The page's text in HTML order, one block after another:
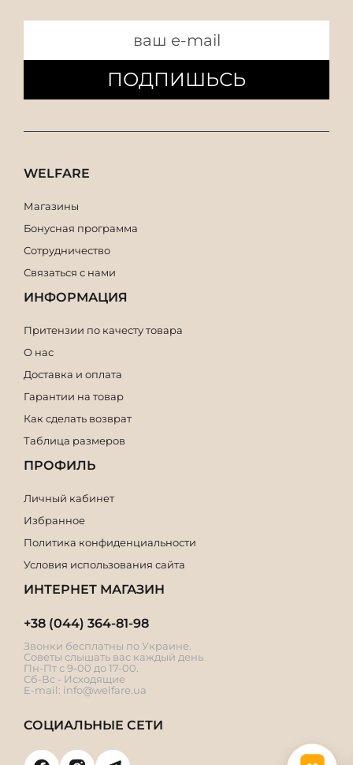
ПОДПИШЬСЬ
WELFARE
Магазины
Бонусная программа
Сотрудничество
Связаться с нами
ИНФОРМАЦИЯ
Притензии по качесту товара
О нас
Доставка и оплата
Гарантии на товар
Как сделать возврат
Таблица размеров
ПРОФИЛЬ
Личный кабинет
Избранное
Политика конфиденциальности
Условия использования сайта
ИНТЕРНЕТ МАГАЗИН
+38 (044) 364-81-98
Звонки бесплатны по Украине.
Советы слышать вас каждый день
Пн-Пт с 9-00 до 17-00.
Сб-Вс - Исходящие
E-mail: info@welfare.ua
СОЦИАЛЬНЫЕ СЕТИ